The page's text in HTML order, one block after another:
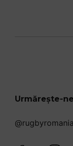
Urmărește-
@rugbyromania